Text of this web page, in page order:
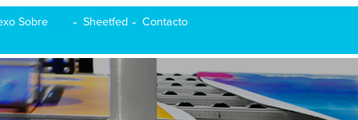
Sobre
Sheetfed Contacto